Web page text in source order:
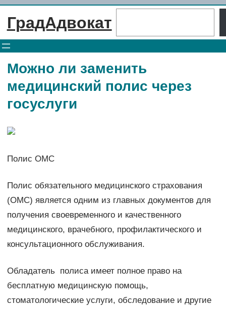
Перейти
ГрадАдвокат
Можно ли заменить
медицинский полис через
госуслуги
Полис ОМС
Полис обязательного медицинского страхования
(ОМС) является одним из главных документов для
получения своевременного и качественного
медицинского, врачебного, профилактического и
консультационного обслуживания.
Обладатель полиса имеет полное право на
бесплатную медицинскую помощь,
стоматологические услуги, обследование и другие